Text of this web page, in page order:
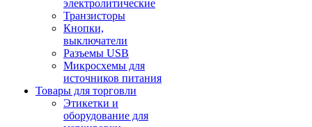
электролитические
Транзисторы
Кнопки,
выключатели
Разъемы USB
Микросхемы для
источников питания
Товары для торговли
Этикетки и
оборудование для